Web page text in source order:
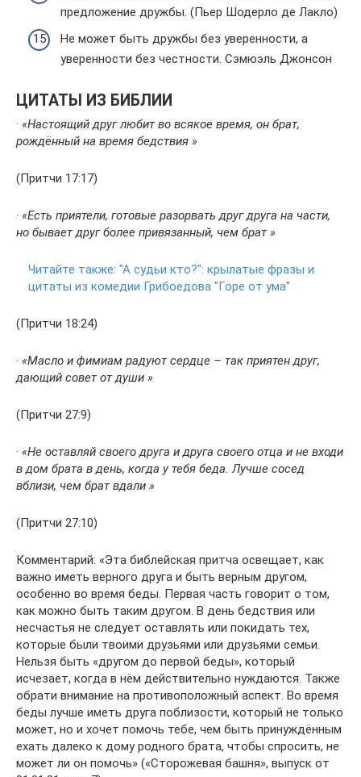
предложение дружбы. (Пьер Шодерло де Лакло)
Не может быть дружбы без уверенности, а
уверенности без честности. Сэмюэль Джонсон
ЦИТАТЫ ИЗ БИБЛИИ
· «Настоящий друг любит во всякое время, он брат,
рождённый на время бедствия »
(Притчи 17:17)
· «Есть приятели, готовые разорвать друг друга на части,
но бывает друг более привязанный, чем брат »
Читайте также: "А судьи кто?": крылатые фразы и
цитаты из комедии Грибоедова "Горе от ума"
(Притчи 18:24)
· «Масло и фимиам радуют сердце – так приятен друг,
дающий совет от души »
(Притчи 27:9)
· «Не оставляй своего друга и друга своего отца и не входи
в дом брата в день, когда у тебя беда. Лучше сосед
вблизи, чем брат вдали »
(Притчи 27:10)
Комментарий: «Эта библейская притча освещает, как
важно иметь верного друга и быть верным другом,
особенно во время беды. Первая часть говорит о том,
как можно быть таким другом. В день бедствия или
несчастья не следует оставлять или покидать тех,
которые были твоими друзьями или друзьями семьи.
Нельзя быть «другом до первой беды», который
исчезает, когда в нём действительно нуждаются. Также
обрати внимание на противоположный аспект. Во время
беды лучше иметь друга поблизости, который не только
может, но и хочет помочь тебе, чем быть принуждённым
ехать далеко к дому родного брата, чтобы спросить, не
может ли он помочь» («Сторожевая башня», выпуск от